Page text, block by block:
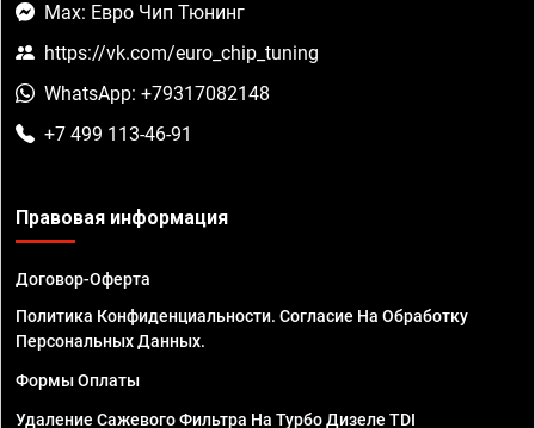
Max: Евро Чип Тюнинг
https://vk.com/euro_chip_tuning
WhatsApp: +79317082148
+7 499 113-46-91
Правовая информация
Договор-Оферта
Политика Конфиденциальности. Согласие На Обработку
Персональных Данных.
Формы Оплаты
Удаление Сажевого Фильтра На Турбо Дизеле TDI